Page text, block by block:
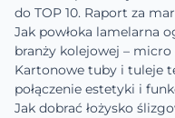
do TOP 10. Raport za
Jak powłoka lamelarna
branży kolejowej – micro
Kartonowe tuby i tuleje
połączenie estetyki i
Jak dobrać łożysko